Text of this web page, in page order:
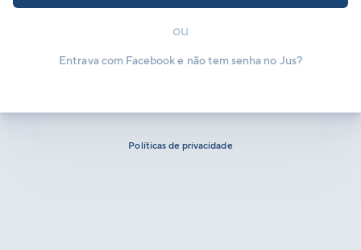
ou
Entrava com Facebook e não tem senha no Jus?
Políticas de privacidade